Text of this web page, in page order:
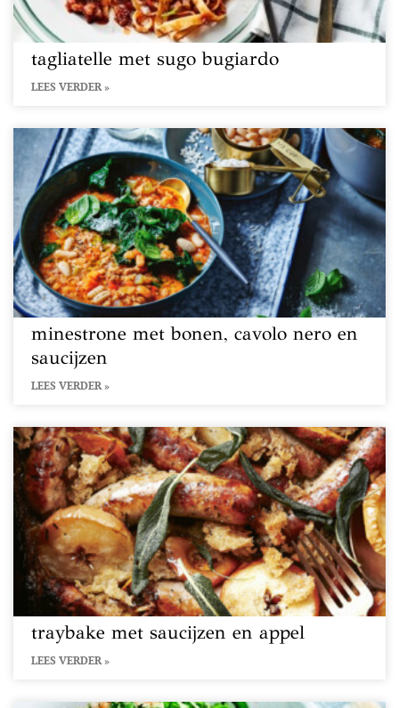
tagliatelle met sugo bugiardo
LEES VERDER »
minestrone met bonen, cavolo nero en
saucijzen
LEES VERDER »
traybake met saucijzen en appel
LEES VERDER »